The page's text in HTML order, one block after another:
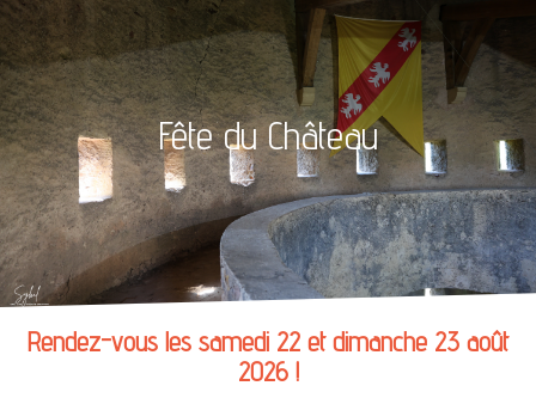
Fête du Château
Rendez-vous les samedi 22 et dimanche 23 août
2026 !